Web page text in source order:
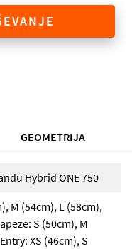
GEOMETRIJA
Hybrid ONE 750
M (54cm), L (58cm),
S (50cm), M
XS (46cm), S